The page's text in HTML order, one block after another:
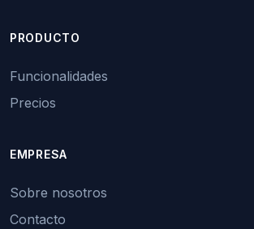
PRODUCTO
Funcionalidades
Precios
EMPRESA
Sobre nosotros
Contacto